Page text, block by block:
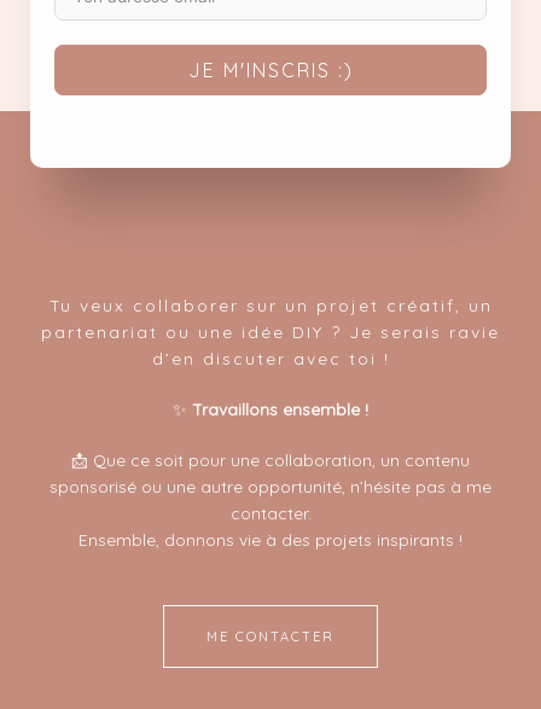
JE M'INSCRIS :)
Tu veux collaborer sur un projet créatif, un
partenariat ou une idée DIY ? Je serais ravie
d’en discuter avec toi !
✨ Travaillons ensemble !
📩 Que ce soit pour une collaboration, un contenu
sponsorisé ou une autre opportunité, n’hésite pas à me
contacter.
Ensemble, donnons vie à des projets inspirants !
ME CONTACTER